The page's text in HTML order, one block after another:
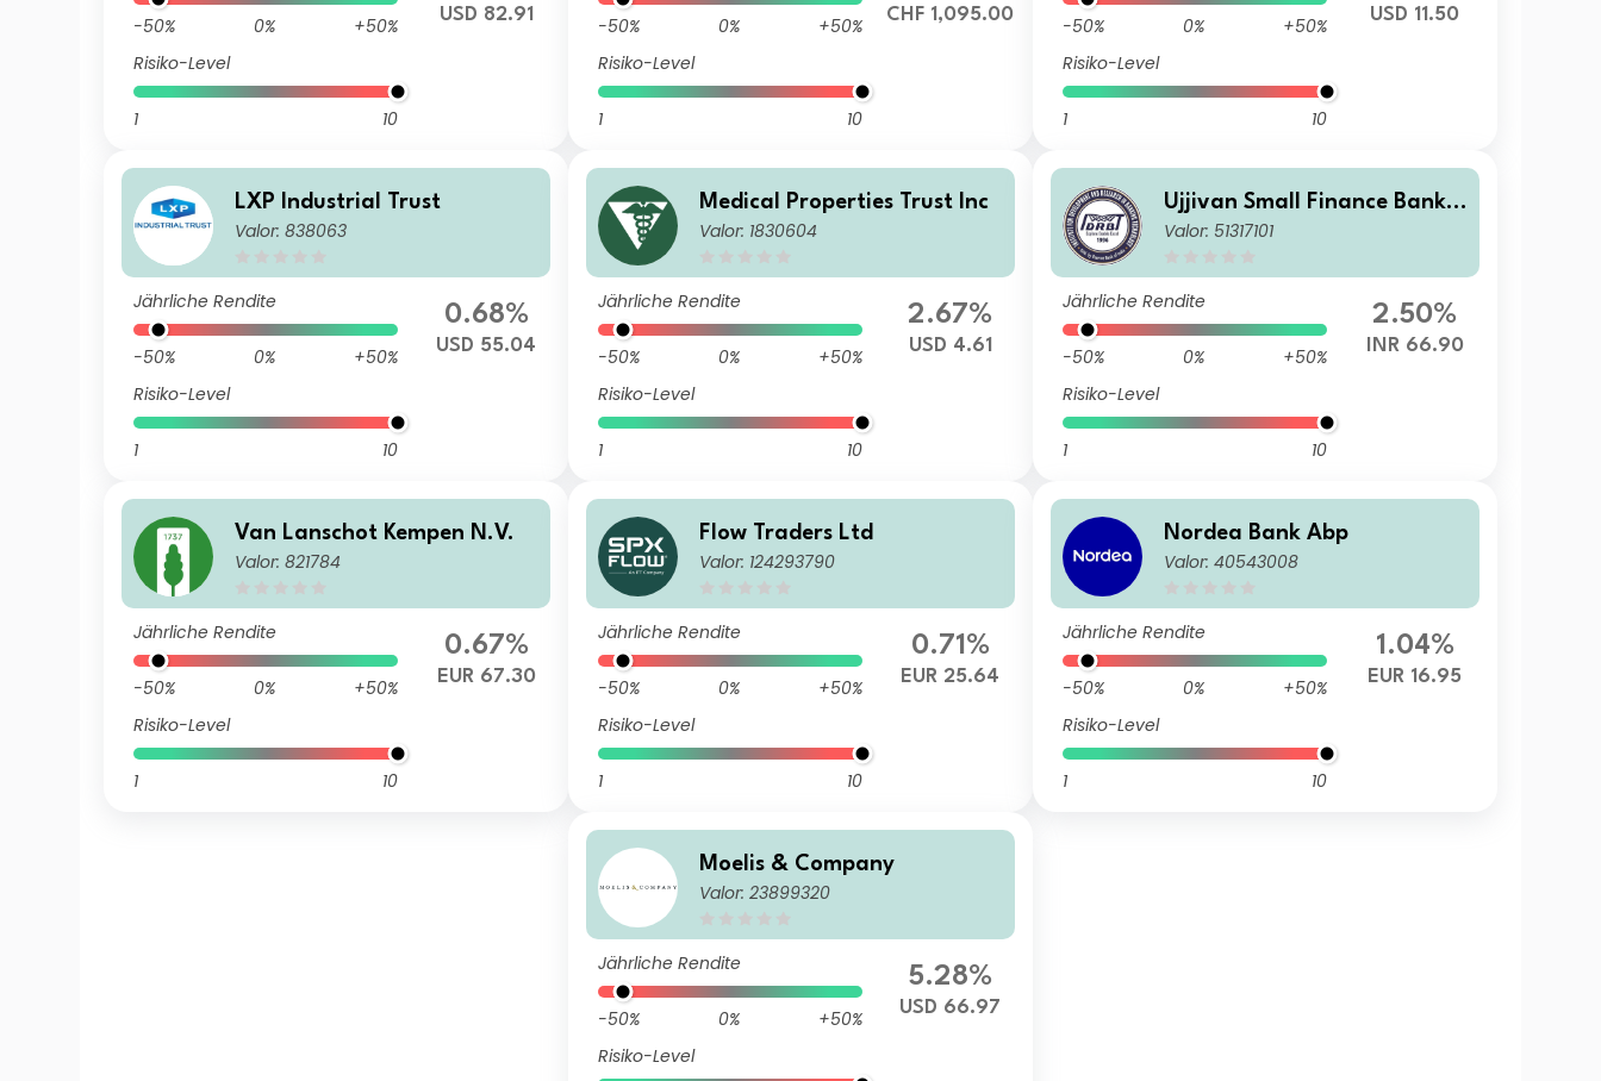
-50% 0%
+50%
Risiko-Level
1 10
USD 82.91 -50% 0%
+50%
Risiko-Level
1 10
CHF 1,095.00 -50% 0%
+50%
Risiko-Level
1 10
USD 11.50
LXP Industrial Trust
Valor: 838063
Jährliche Rendite
-50% 0%
+50%
Risiko-Level
1 10
0.68%
USD 55.04
Medical Properties Trust Inc
Valor: 1830604
Jährliche Rendite
-50% 0%
+50%
Risiko-Level
1 10
2.67%
USD 4.61
Ujjivan Small Finance Bank L
td.
Valor: 51317101
Jährliche Rendite
-50% 0%
+50%
Risiko-Level
1 10
2.50%
INR 66.90
Van Lanschot Kempen N.V.
Valor: 821784
Jährliche Rendite
-50% 0%
+50%
Risiko-Level
1 10
0.67%
EUR 67.30
Flow Traders Ltd
Valor: 124293790
Jährliche Rendite
-50% 0%
+50%
Risiko-Level
1 10
0.71%
EUR 25.64
Nordea Bank Abp
Valor: 40543008
Jährliche Rendite
-50% 0%
+50%
Risiko-Level
1 10
1.04%
EUR 16.95
Moelis & Company
Valor: 23899320
Jährliche Rendite
-50% 0%
+50%
Risiko-Level
5.28%
USD 66.97